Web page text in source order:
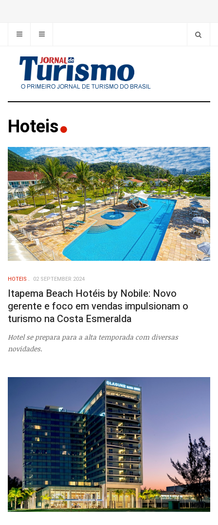
Hoteis
HOTEIS 02 SEPTEMBER 2024
Itapema Beach Hotéis by Nobile: Novo
gerente e foco em vendas impulsionam o
turismo na Costa Esmeralda
Hotel se prepara para a alta temporada com diversas
novidades.